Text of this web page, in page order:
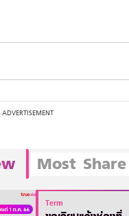
Most Share
Term